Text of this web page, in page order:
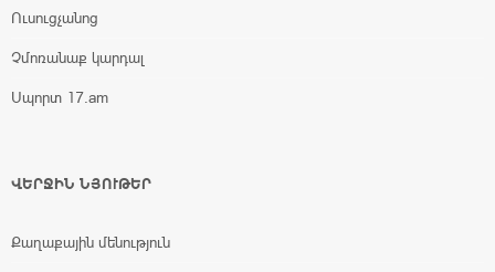
Ուսուցչանոց
Չմոռանաք կարդալ
Սպորտ 17.am
ՎԵՐՋԻՆ ՆՅՈՒԹԵՐ
Քաղաքային մենություն